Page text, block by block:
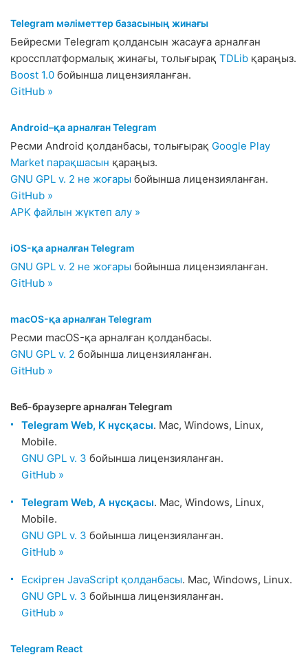
Telegram мәліметтер базасының жинағы
Бейресми Telegram қолдансын жасауға арналған
кроссплатформалық жинағы, толығырақ TDLib қараңыз.
Boost 1.0 бойынша лицензияланған.
GitHub »
Android–қа арналған Telegram
Ресми Android қолданбасы, толығырақ Google Play
Market парақшасын қараңыз.
GNU GPL v. 2 не жоғары бойынша лицензияланған.
GitHub »
APK файлын жүктеп алу »
iOS-қа арналған Telegram
GNU GPL v. 2 не жоғары бойынша лицензияланған.
GitHub »
macOS-қа арналған Telegram
Ресми macOS-қа арналған қолданбасы.
GNU GPL v. 2 бойынша лицензияланған.
GitHub »
Веб-браузерге арналған Telegram
Telegram Web, K нұсқасы. Mac, Windows, Linux,
Mobile.
GNU GPL v. 3 бойынша лицензияланған.
GitHub »
Telegram Web, A нұсқасы. Mac, Windows, Linux,
Mobile.
GNU GPL v. 3 бойынша лицензияланған.
GitHub »
Ескірген JavaScript қолданбасы. Mac, Windows, Linux.
GNU GPL v. 3 бойынша лицензияланған.
GitHub »
Telegram React